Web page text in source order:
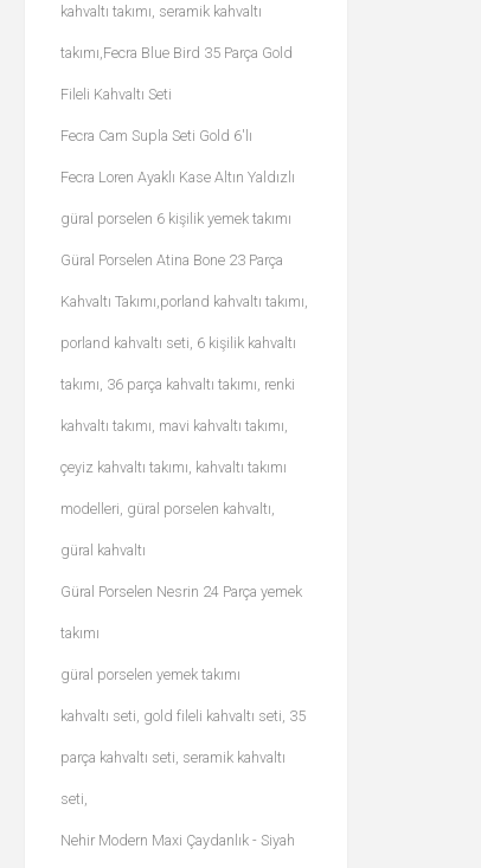
kahvaltı takımı, seramik kahvaltı
takımı,Fecra Blue Bird 35 Parça Gold
Fileli Kahvaltı Seti
Fecra Cam Supla Seti Gold 6'lı
Fecra Loren Ayaklı Kase Altın Yaldızlı
güral porselen 6 kişilik yemek takımı
Güral Porselen Atina Bone 23 Parça
Kahvaltı Takımı,porland kahvaltı takımı,
porland kahvaltı seti, 6 kişilik kahvaltı
takımı, 36 parça kahvaltı takımı, renki
kahvaltı takımı, mavi kahvaltı takımı,
çeyiz kahvaltı takımı, kahvaltı takımı
modelleri, güral porselen kahvaltı,
güral kahvaltı
Güral Porselen Nesrin 24 Parça yemek
takımı
güral porselen yemek takımı
kahvaltı seti, gold fileli kahvaltı seti, 35
parça kahvaltı seti, seramik kahvaltı
seti,
Nehir Modern Maxi Çaydanlık - Siyah